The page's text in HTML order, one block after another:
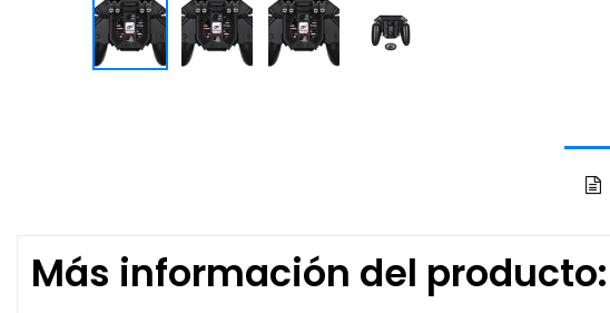
Más información del producto: